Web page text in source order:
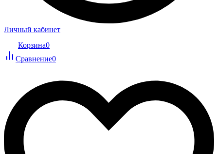
Личный кабинет
Корзина0
Сравнение0